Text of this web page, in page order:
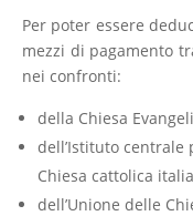
Per poter essere
mezzi di pagamento
nei confronti:
della Chiesa
dell’Istituto
Chiesa cattolica
dell’Unione delle